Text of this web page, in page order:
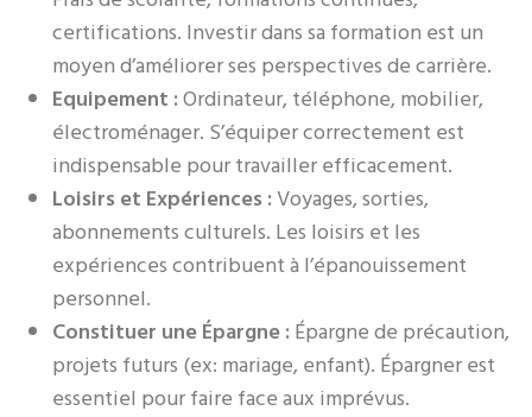
certifications. Investir dans sa formation est un
moyen d’améliorer ses perspectives de carrière.
Equipement :Ordinateur, téléphone, mobilier,
électroménager. S’équiper correctement est
indispensable pour travailler efficacement.
Loisirs et Expériences :Voyages, sorties,
abonnements culturels. Les loisirs et les
expériences contribuent à l’épanouissement
personnel.
Constituer une Épargne :Épargne de précaution,
projets futurs (ex: mariage, enfant). Épargner est
essentiel pour faire face aux imprévus.